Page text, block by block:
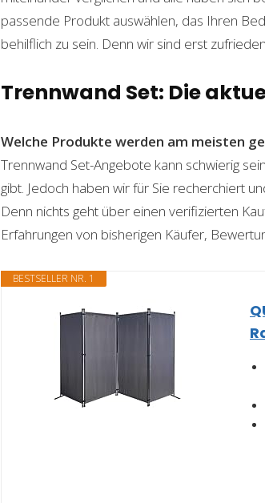
passende Produkt auswählen, das Ihren
behilflich zu sein. Denn wir sind erst
Trennwand Set: Die
Welche Produkte werden am meisten
Trennwand Set-Angebote kann schwierig
gibt. Jedoch haben wir für Sie recherchiert
Denn nichts geht über einen verifizierten
Erfahrungen von bisherigen Käufer,
BESTSELLER NR. 1